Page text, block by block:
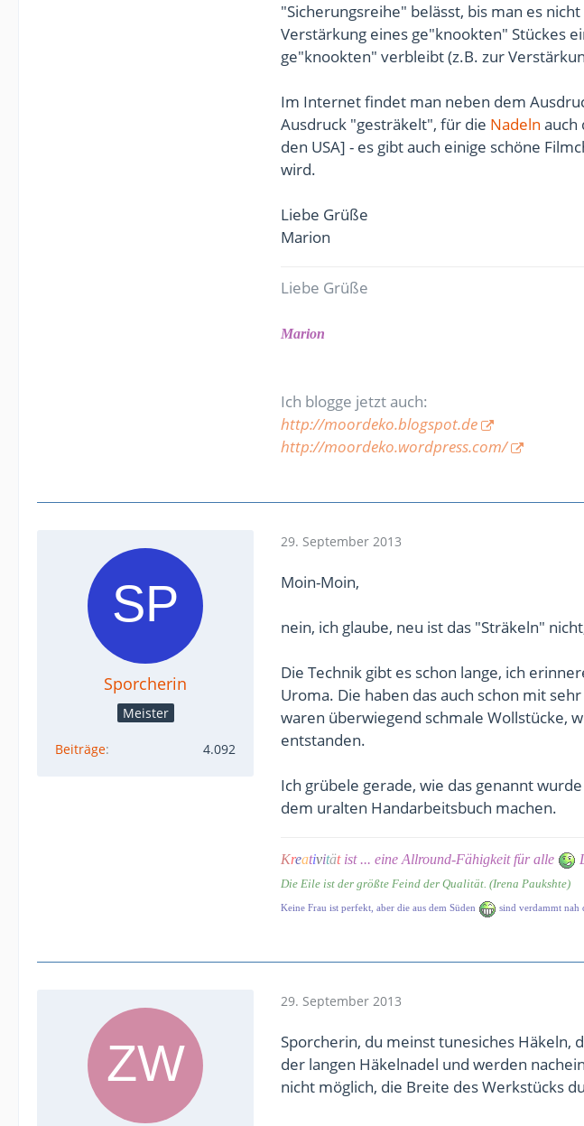
"Sicherungsreihe" belässt, bis man es
Verstärkung eines ge"knookten" Stückes
ge"knookten" verbleibt (z.B. zur
Im Internet findet man neben dem
Ausdruck "gesträkelt", für die Nadeln auch
den USA] - es gibt auch einige schöne
wird.
Liebe Grüße
Marion
Liebe Grüße
Marion
Ich blogge jetzt auch:
http://moordeko.blogspot.de
http://moordeko.wordpress.com/
Sporcherin
Meister
Beiträge 4.092
29. September 2013
Moin-Moin,
nein, ich glaube, neu ist das "Sträkeln"
Die Technik gibt es schon lange, ich
Uroma. Die haben das auch schon mit
waren überwiegend schmale Wollstücke,
entstanden.
Ich grübele gerade, wie das genannt
dem uralten Handarbeitsbuch machen.
Kreativitätist ... eine Allround-Fähigkeit für alle
Die Eile ist der größte Feind der Qualität. (Irena Paukshte)
Keine Frau ist perfekt, aber die aus dem Süden sind verdammt nah
29. September 2013
Sporcherin, du meinst tunesiches Häkeln,
der langen Häkelnadel und werden
nicht möglich, die Breite des Werkstücks